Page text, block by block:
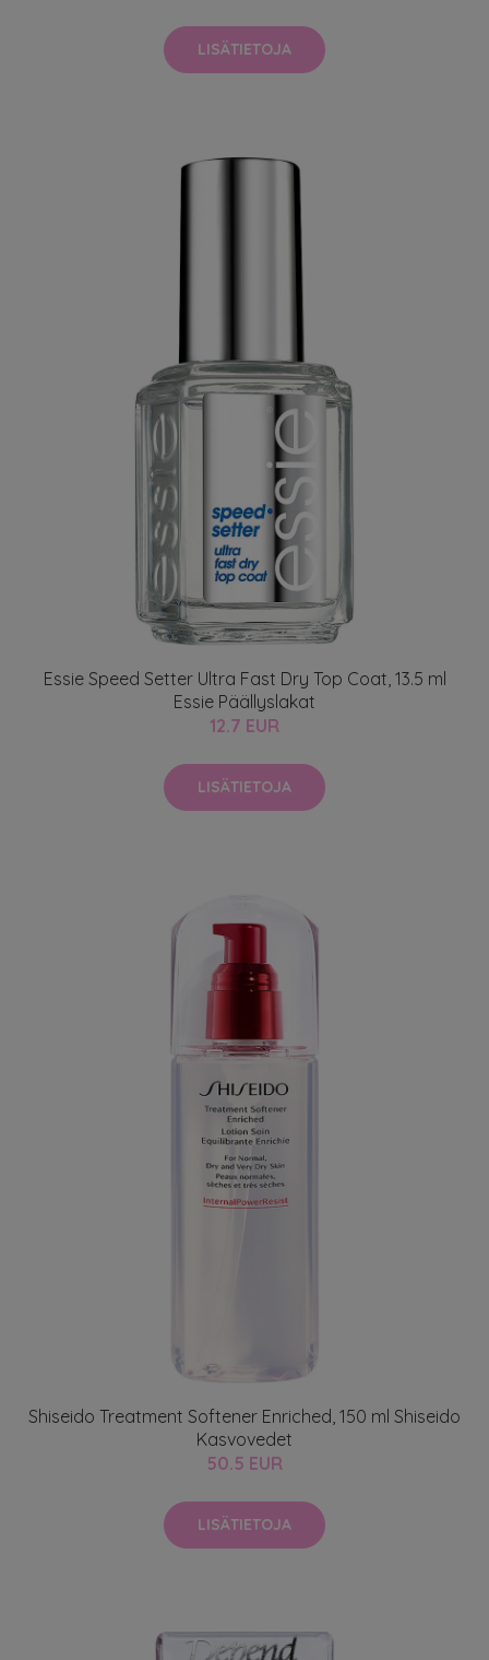
LISÄTIETOJA
Essie Speed Setter Ultra Fast Dry Top Coat, 13.5 ml
Essie Päällyslakat
12.7 EUR
LISÄTIETOJA
Shiseido Treatment Softener Enriched, 150 ml Shiseido
Kasvovedet
50.5 EUR
LISÄTIETOJA